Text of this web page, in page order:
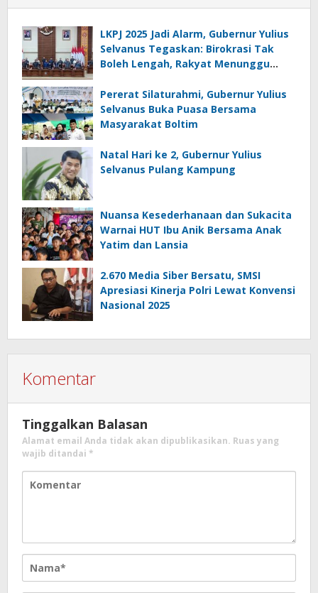
LKPJ 2025 Jadi Alarm, Gubernur Yulius
Selvanus Tegaskan: Birokrasi Tak
Boleh Lengah, Rakyat Menunggu
Pererat Silaturahmi, Gubernur Yulius
Selvanus Buka Puasa Bersama
Masyarakat Boltim
Natal Hari ke 2, Gubernur Yulius
Selvanus Pulang Kampung
Nuansa Kesederhanaan dan Sukacita
Warnai HUT Ibu Anik Bersama Anak
Yatim dan Lansia
2.670 Media Siber Bersatu, SMSI
Apresiasi Kinerja Polri Lewat Konvensi
Nasional 2025
Komentar
Tinggalkan Balasan
Alamat email Anda tidak akan dipublikasikan. Ruas yang
wajib ditandai *